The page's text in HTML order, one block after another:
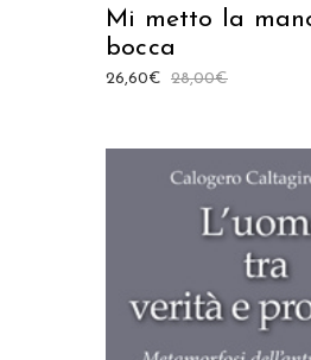
Mi metto la
bocca
28,00€
26,60€